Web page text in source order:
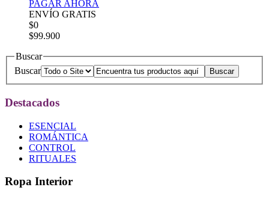
PAGAR AHORA
ENVÍO GRATIS
$0
$99.900
Buscar
Buscar
Destacados
ESENCIAL
ROMÁNTICA
CONTROL
RITUALES
Ropa Interior